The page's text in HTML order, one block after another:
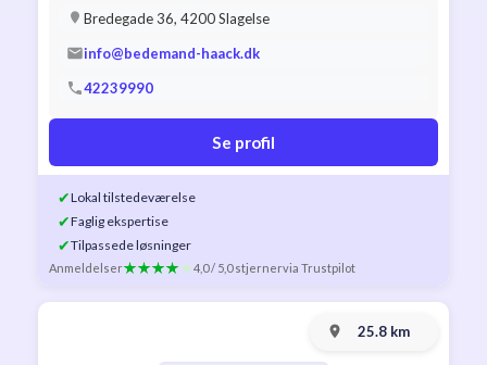
Bredegade 36, 4200 Slagelse
info@bedemand-haack.dk
42239990
Se profil
✔Lokal tilstedeværelse
✔Faglig ekspertise
✔Tilpassede løsninger
Anmeldelser 4,0 / 5,0 stjernervia Trustpilot
25.8 km